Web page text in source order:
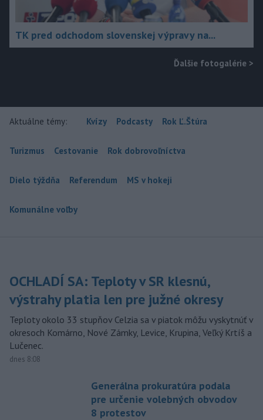
TK pred odchodom slovenskej výpravy na...
Ďalšie fotogalérie >
Aktuálne témy: Kvízy Podcasty Rok Ľ.Štúra
Turizmus Cestovanie Rok dobrovoľníctva
Dielo týždňa Referendum MS v hokeji
Komunálne voľby
OCHLADÍ SA: Teploty v SR klesnú,
výstrahy platia len pre južné okresy
Teploty okolo 33 stupňov Celzia sa v piatok môžu vyskytnúť v
okresoch Komárno, Nové Zámky, Levice, Krupina, Veľký Krtíš a
Lučenec.
dnes 8:08
Generálna prokuratúra podala
pre určenie volebných obvodov
8 protestov